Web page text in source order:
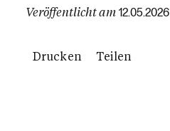
Veröffentlicht am 12.05.2026
Drucken Teilen